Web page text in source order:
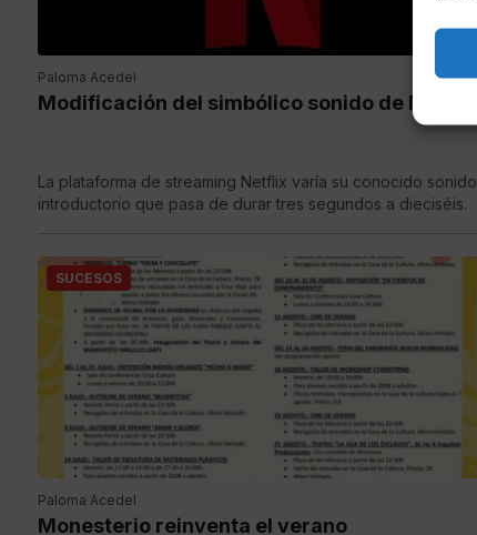
Paloma Acedel
Modificación del simbólico sonido de Netflix
La plataforma de streaming Netflix varía su conocido sonido
introductorio que pasa de durar tres segundos a dieciséis.
SUCESOS
Paloma Acedel
Monesterio reinventa el verano